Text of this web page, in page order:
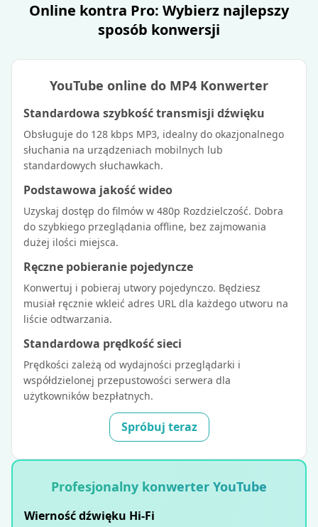
Online kontra Pro: Wybierz najlepszy
sposób konwersji
YouTube online do MP4 Konwerter
Standardowa szybkość transmisji dźwięku
Obsługuje do 128 kbps MP3, idealny do okazjonalnego
słuchania na urządzeniach mobilnych lub
standardowych słuchawkach.
Podstawowa jakość wideo
Uzyskaj dostęp do filmów w 480p Rozdzielczość. Dobra
do szybkiego przeglądania offline, bez zajmowania
dużej ilości miejsca.
Ręczne pobieranie pojedyncze
Konwertuj i pobieraj utwory pojedynczo. Będziesz
musiał ręcznie wkleić adres URL dla każdego utworu na
liście odtwarzania.
Standardowa prędkość sieci
Prędkości zależą od wydajności przeglądarki i
współdzielonej przepustowości serwera dla
użytkowników bezpłatnych.
Spróbuj teraz
Profesjonalny konwerter YouTube
Wierność dźwięku Hi-Fi